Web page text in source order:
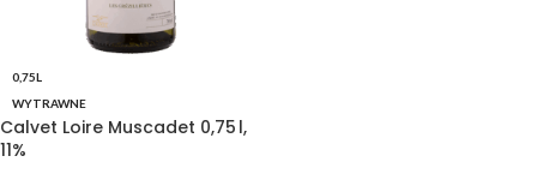
0,75L
WYTRAWNE
Calvet Loire Muscadet 0,75 l,
11%